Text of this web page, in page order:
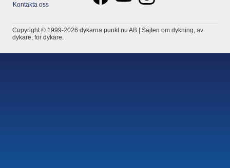
Kontakta oss
Copyright © 1999-2026 dykarna punkt nu AB | Sajten om dykning, av
dykare, för dykare.